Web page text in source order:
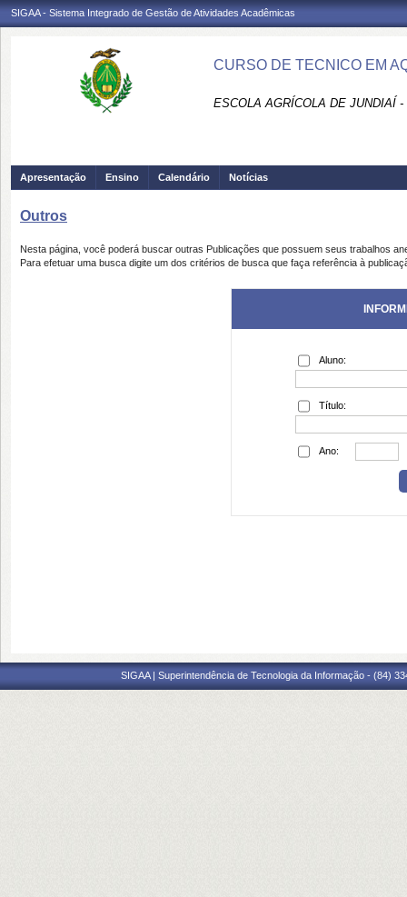
SIGAA - Sistema Integrado de Gestão de Atividades Acadêmicas
CURSO DE TECNICO EM
ESCOLA AGRÍCOLA DE JUNDIAÍ -
Apresentação Ensino Calendário Notícias
Outros
Nesta página, você poderá buscar outras Publicações que possuem seus trabalhos
Para efetuar uma busca digite um dos critérios de busca que faça referência à
Aluno:
Título:
Ano:
SIGAA | Superintendência de Tecnologia da Informação - (84)